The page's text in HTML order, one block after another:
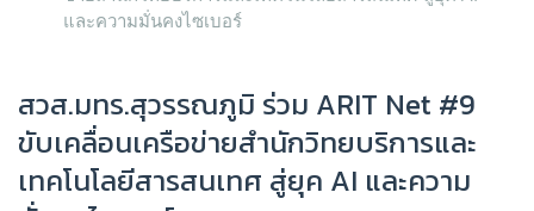
และความมั่นคงไซเบอร์
สวส.มทร.สุวรรณภูมิ ร่วม ARIT Net #9
ขับเคลื่อนเครือข่ายสำนักวิทยบริการและ
เทคโนโลยีสารสนเทศ สู่ยุค AI และความ